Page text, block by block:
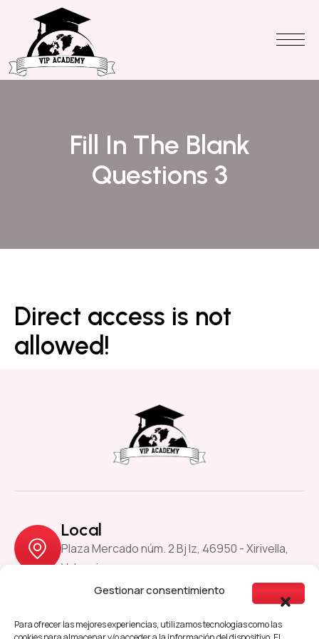
Gestionar consentimiento
Para ofrecer las mejores experiencias, utilizamos tecnologías como las
Fill In The Blank
Questions 3
Direct access is not
allowed!
Local
Plaza Mercado núm. 2 Bj Iz, 46950 - Xirivella,
Valencia